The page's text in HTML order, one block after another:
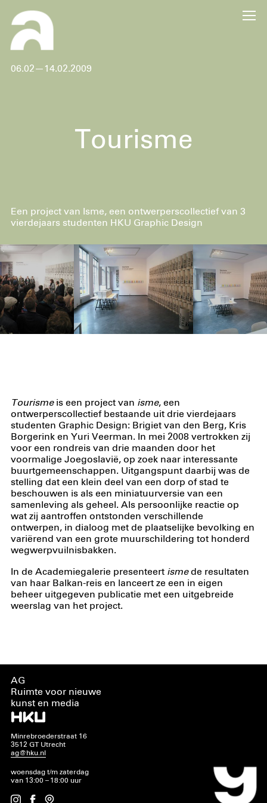
06.02—14.02.2009
Tourisme
Een project van Isme, een ontwerperscollectief van 3
vierdejaars studenten HKU Graphic Design
Tourismeis een project van isme, een
ontwerperscollectief bestaande uit drie vierdejaars
studenten Graphic Design: Brigiet van den Berg, Kris
Borgerink en Yuri Veerman. In mei 2008 vertrokken zij
voor een rondreis van drie maanden door het
voormalige Joegoslavië, op zoek naar interessante
buurtgemeenschappen. Uitgangspunt daarbij was de
stelling dat een klein deel van een dorp of stad te
beschouwen is als een miniatuurversie van een
samenleving als geheel. Als persoonlijke reactie op
wat zij aantroffen ontstonden verschillende
ontwerpen, in dialoog met de plaatselijke bevolking en
variërend van een grote muurschildering tot honderd
wegwerpvuilnisbakken.
In de Academiegalerie presenteert ismede resultaten
van haar Balkan-reis en lanceert ze een in eigen
beheer uitgegeven publicatie met een uitgebreide
weerslag van het project.
AG
Ruimte voor nieuwe
kunst en media
Minrebroederstraat 16
3512 GT Utrecht
ag@hku.nl
woensdag t/m zaterdag
van 13:00 – 18:00 uur